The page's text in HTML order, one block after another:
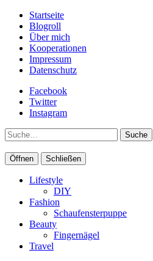
Startseite
Blogroll
Über mich
Kooperationen
Impressum
Datenschutz
Facebook
Twitter
Instagram
Suche
Öffnen Schließen
Lifestyle
DIY
Fashion
Schaufensterpuppe
Beauty
Fingernägel
Travel